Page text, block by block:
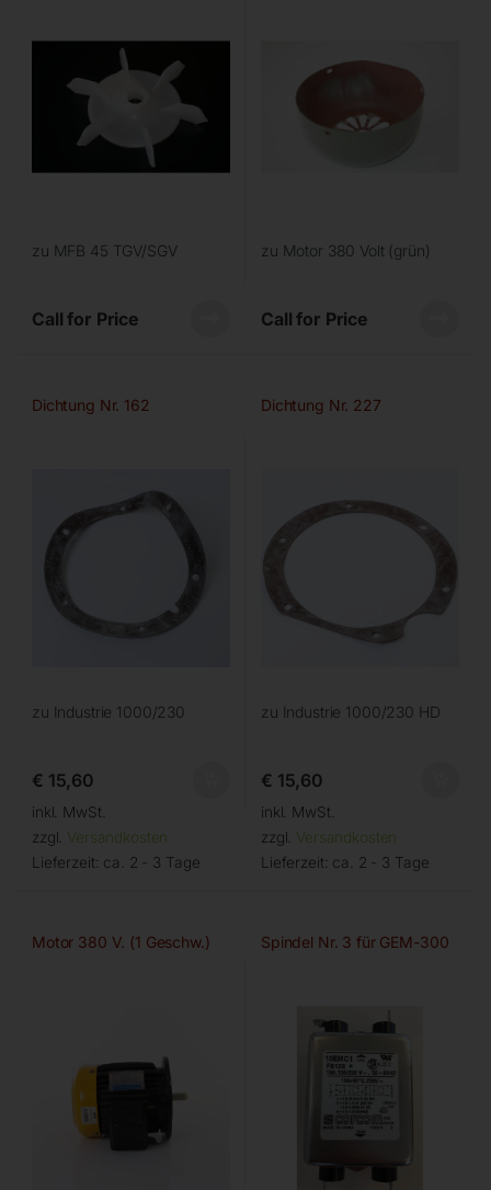
zu MFB 45 TGV/SGV
Call for Price
zu Motor 380 Volt (grün)
Call for Price
Dichtung Nr. 162
zu Industrie 1000/230
€ 15,60
inkl. MwSt.
zzgl. Versandkosten
Lieferzeit: ca. 2 - 3 Tage
Dichtung Nr. 227
zu Industrie 1000/230 HD
€ 15,60
inkl. MwSt.
zzgl. Versandkosten
Lieferzeit: ca. 2 - 3 Tage
Motor 380 V. (1 Geschw.) Spindel Nr. 3 für GEM-300